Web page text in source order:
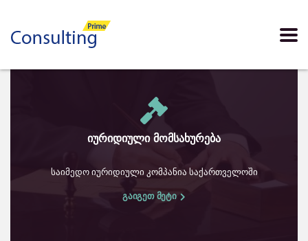
იურიდიული მომსახურება
საიმედო იურიდიული კომპანია საქართველოში
გაიგეთ მეტი